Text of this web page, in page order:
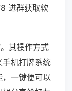
进群获取软
其操作方式
手机打牌系统
一键便可以